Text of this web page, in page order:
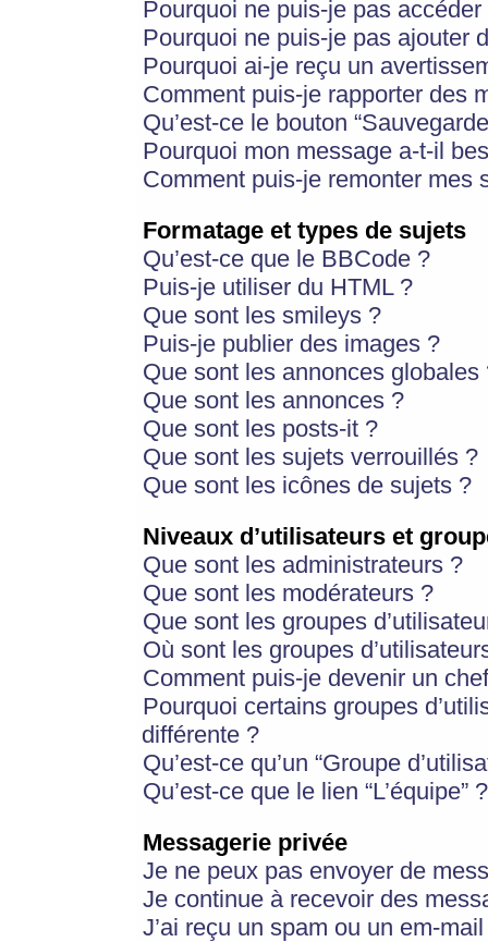
Pourquoi ne puis-je pas
Pourquoi ne puis-je pas ajouter
Pourquoi ai-je reçu un
Comment puis-je rapporter des
Qu’est-ce le bouton
Pourquoi mon message a-t-il
Comment puis-je remonter mes
Formatage et types de sujets
Qu’est-ce que le BBCode ?
Puis-je utiliser du HTML ?
Que sont les smileys ?
Puis-je publier des images ?
Que sont les annonces globales
Que sont les annonces ?
Que sont les posts-it ?
Que sont les sujets verrouillés ?
Que sont les icônes de sujets ?
Niveaux d’utilisateurs et
Que sont les administrateurs ?
Que sont les modérateurs ?
Que sont les groupes
Où sont les groupes
Comment puis-je devenir un
Pourquoi certains groupes
différente ?
Qu’est-ce qu’un “Groupe
Qu’est-ce que le lien “L’équipe” ?
Messagerie privée
Je ne peux pas envoyer de
Je continue à recevoir des
J’ai reçu un spam ou un em-